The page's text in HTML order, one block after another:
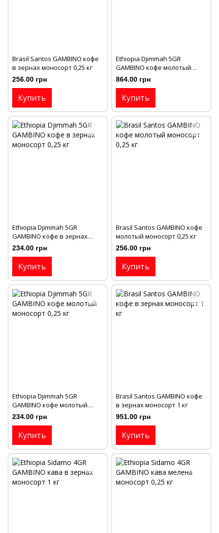
Brasil Santos GAMBINO кофе
в зернах моносорт 0,25 кг
256.00 грн
Купить
Ethiopia Djimmah 5GR
GAMBINO кофе молотый
моносорт 1 кг
864.00 грн
Купить
Ethiopia Djimmah 5GR
GAMBINO кофе в зернах
моносорт 0,25 кг
234.00 грн
Купить
Brasil Santos GAMBINO кофе
молотый моносорт 0,25 кг
256.00 грн
Купить
Ethiopia Djimmah 5GR
GAMBINO кофе молотый
моносорт 0,25 кг
234.00 грн
Купить
Brasil Santos GAMBINO кофе
в зернах моносорт 1 кг
951.00 грн
Купить